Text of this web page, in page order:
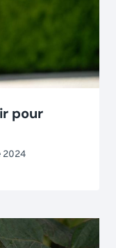
pour
2024